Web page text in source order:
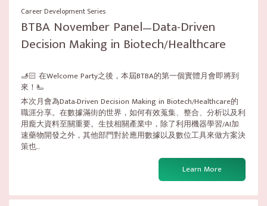
Career Development Series
BTBA November Panel—Data-Driven
Decision Making in Biotech/Healthcare
🫸🏻 在Welcome Party之後，本屆BTBA的第一個實體月會即將到
來！🫷
本次月會為Data-Driven Decision Making in Biotech/Healthcare的
職涯分享。在數據滿街的世界，如何有效蒐集、整合、分析以及利
用龐大資料至關重要。生技相關產業中，除了利用機器學習/AI加
速藥物開發之外，其他部門對於應用數據以及數位工具來做方案決
策也...
Learn More